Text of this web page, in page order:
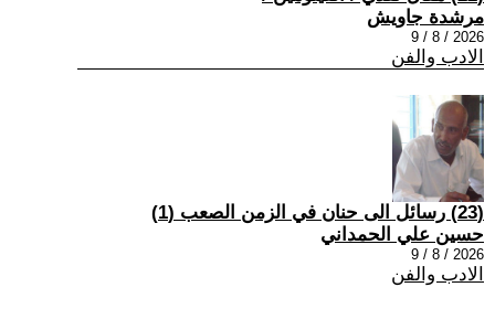
مرشدة جاويش
2026 / 8 / 9
الادب والفن
(23) رسائل الى حنان في الزمن الصعب (1)
حسين علي الحمداني
2026 / 8 / 9
الادب والفن